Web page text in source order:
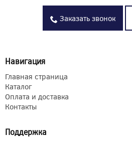
Заказать звонок
Навигация
Главная страница
Каталог
Оплата и доставка
Контакты
Поддержка